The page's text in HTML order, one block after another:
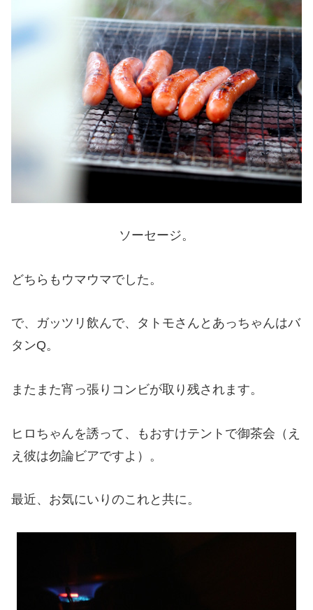
ソーセージ。
どちらもウマウマでした。
で、ガッツリ飲んで、タトモさんとあっちゃんはバ
タンQ。
またまた宵っ張りコンビが取り残されます。
ヒロちゃんを誘って、もおすけテントで御茶会（え
え彼は勿論ビアですよ）。
最近、お気にいりのこれと共に。